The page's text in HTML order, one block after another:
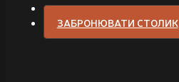
ЗАБРОНЮВАТИ СТОЛИК